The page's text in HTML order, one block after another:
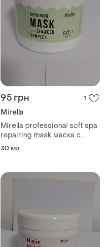
95 грн 1
Mirella
Mirella professional soft spa
repairing mask маска с
комплексом морских
30 мл